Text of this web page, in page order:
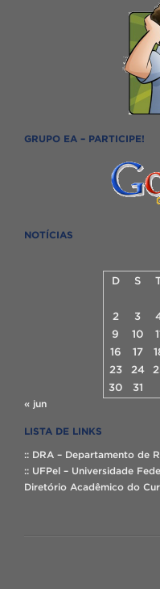
GRUPO EA – PARTICIPE!
NOTÍCIAS
D S
2
3
9
10
16
17
23
24
30
31
« jun
LISTA DE LINKS
:: DRA – Departamento de
:: UFPel – Universidade
Diretório Acadêmico do